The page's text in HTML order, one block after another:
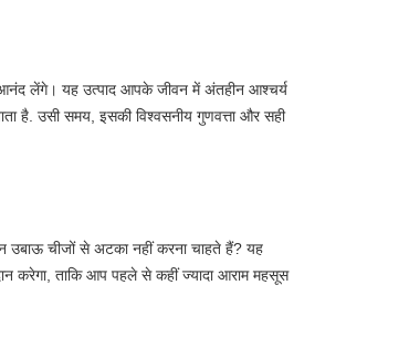
लेंगे। यह उत्पाद आपके जीवन में अंतहीन आश्चर्य
है. उसी समय, इसकी विश्वसनीय गुणवत्ता और सही
उबाऊ चीजों से अटका नहीं करना चाहते हैं? यह
करेगा, ताकि आप पहले से कहीं ज्यादा आराम महसूस